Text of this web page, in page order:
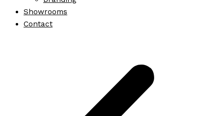
Showrooms
Contact